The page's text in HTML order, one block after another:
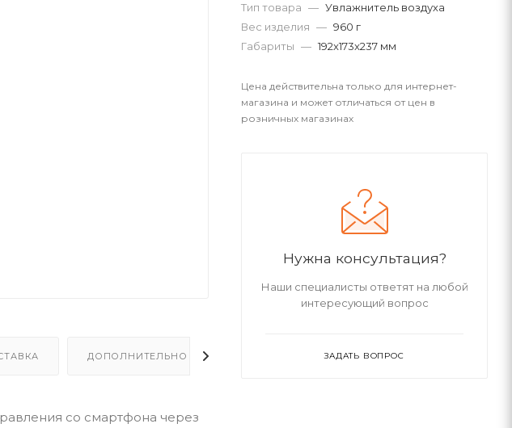
ДОПОЛНИТЕЛЬНО
со смартфона через
Тип товара — Увлажнитель воздуха
Вес изделия — 960 г
Габариты — 192x173x237 мм
Цена действительна только для интернет-
магазина и может отличаться от цен в
розничных магазинах
Нужна консультация?
Наши специалисты ответят на любой
интересующий вопрос
ЗАДАТЬ ВОПРОС